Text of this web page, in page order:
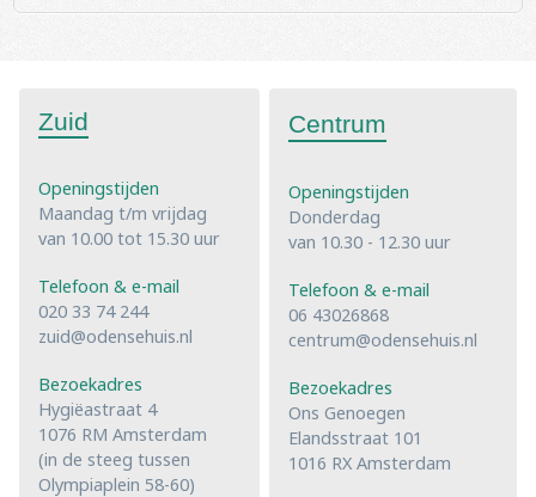
Zuid
Openingstijden
Maandag t/m vrijdag
van 10.00 tot 15.30 uur
Telefoon & e-mail
020 33 74 244
zuid@odensehuis.nl
Bezoekadres
Hygiëastraat 4
1076 RM Amsterdam
(in de steeg tussen
Olympiaplein 58-60)
Centrum
Openingstijden
Donderdag
van 10.30 - 12.30 uur
Telefoon & e-mail
06 43026868
centrum@odensehuis.nl
Bezoekadres
Ons Genoegen
Elandsstraat 101
1016 RX Amsterdam